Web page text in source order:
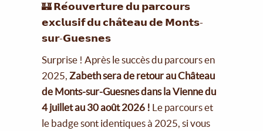
🏰 𝗥𝗲́𝗼𝘂𝘃𝗲𝗿𝘁𝘂𝗿𝗲 𝗱𝘂 𝗽𝗮𝗿𝗰𝗼𝘂𝗿𝘀
𝗲𝘅𝗰𝗹𝘂𝘀𝗶𝗳 𝗱𝘂 𝗰𝗵𝗮̂𝘁𝗲𝗮𝘂 𝗱𝗲 𝗠𝗼𝗻𝘁𝘀-
𝘀𝘂𝗿-𝗚𝘂𝗲𝘀𝗻𝗲𝘀
Surprise ! Après le succès du parcours en
2025, Zabeth sera de retour au Château
de Monts-sur-Guesnes dans la Vienne du
4 juillet au 30 août 2026 ! Le parcours et
le badge sont identiques à 2025, si vous